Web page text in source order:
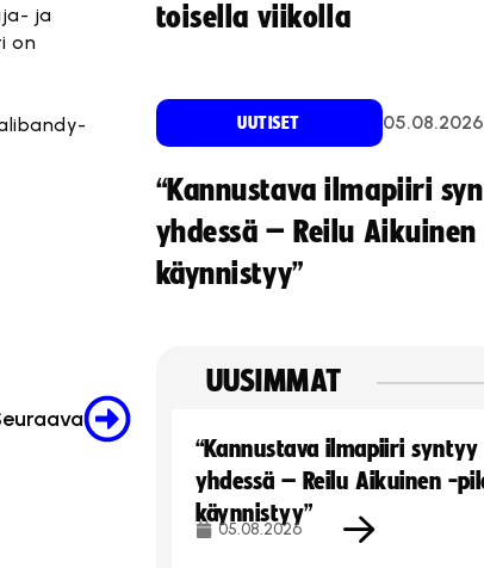
ja
on
toisella viikolla
UUTISET 05.08.2026
“Kannustava ilmapiiri
yhdessä – Reilu
käynnistyy”
UUSIMMAT
“Kannustava ilmapiiri syntyy
yhdessä – Reilu Aikuinen -
käynnistyy”
05.08.2026